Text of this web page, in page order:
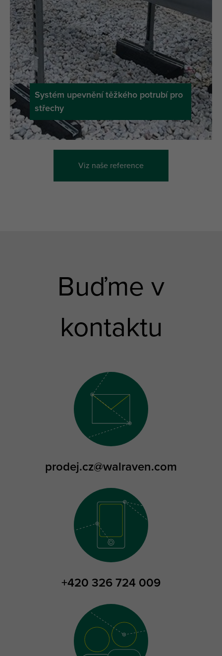
Systém upevnění těžkého potrubí pro
střechy
Viz naše reference
Buďme v
kontaktu
prodej.cz@walraven.com
+420 326 724 009